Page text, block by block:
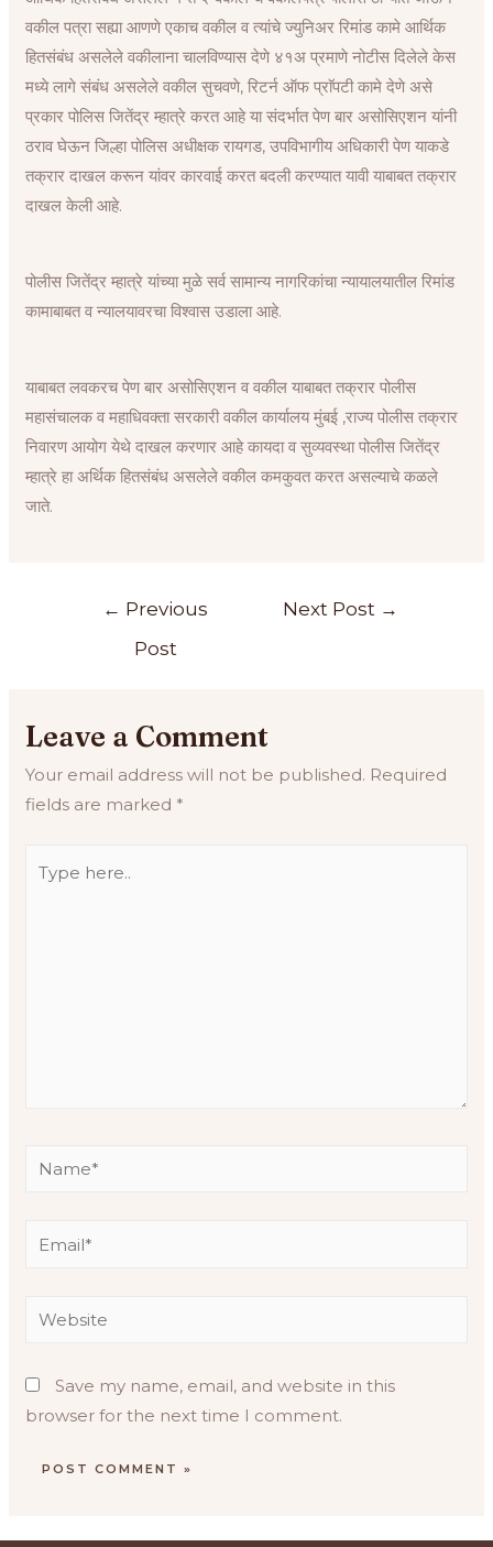
वकील पत्रा सह्या आणणे एकाच वकील व त्यांचे ज्युनिअर रिमांड कामे आर्थिक
हितसंबंध असलेले वकीलाना चालविण्यास देणे ४१अ प्रमाणे नोटीस दिलेले केस
मध्ये लागे संबंध असलेले वकील सुचवणे, रिटर्न ऑफ प्राॅपटी कामे देणे असे
प्रकार पोलिस जितेंद्र म्हात्रे करत आहे या संदर्भात पेण बार असोसिएशन यांनी
ठराव घेऊन जिल्हा पोलिस अधीक्षक रायगड, उपविभागीय अधिकारी पेण याकडे
तक्रार दाखल करून यांवर कारवाई करत बदली करण्यात यावी याबाबत तक्रार
दाखल केली आहे.
पोलीस जितेंद्र म्हात्रे यांच्या मुळे सर्व सामान्य नागरिकांचा न्यायालयातील रिमांड
कामाबाबत व न्यालयावरचा विश्वास उडाला आहे.
याबाबत लवकरच पेण बार असोसिएशन व वकील याबाबत तक्रार पोलीस
महासंचालक व महाधिवक्ता सरकारी वकील कार्यालय मुंबई ,राज्य पोलीस तक्रार
निवारण आयोग येथे दाखल करणार आहे कायदा व सुव्यवस्था पोलीस जितेंद्र
म्हात्रे हा अर्थिक हितसंबंध असलेले वकील कमकुवत करत असल्याचे कळले
जाते.
← Previous
Post
Next Post →
Leave a Comment
Your email address will not be published. Required
fields are marked *
Save my name, email, and website in this
browser for the next time I comment.